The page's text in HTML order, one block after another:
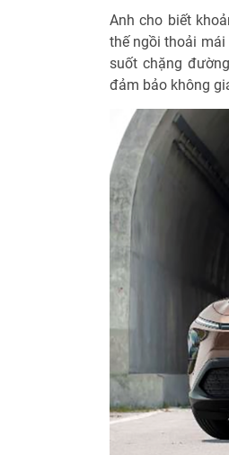
Anh cho biết
thế ngồi thoải
suốt chặng
đảm bảo không